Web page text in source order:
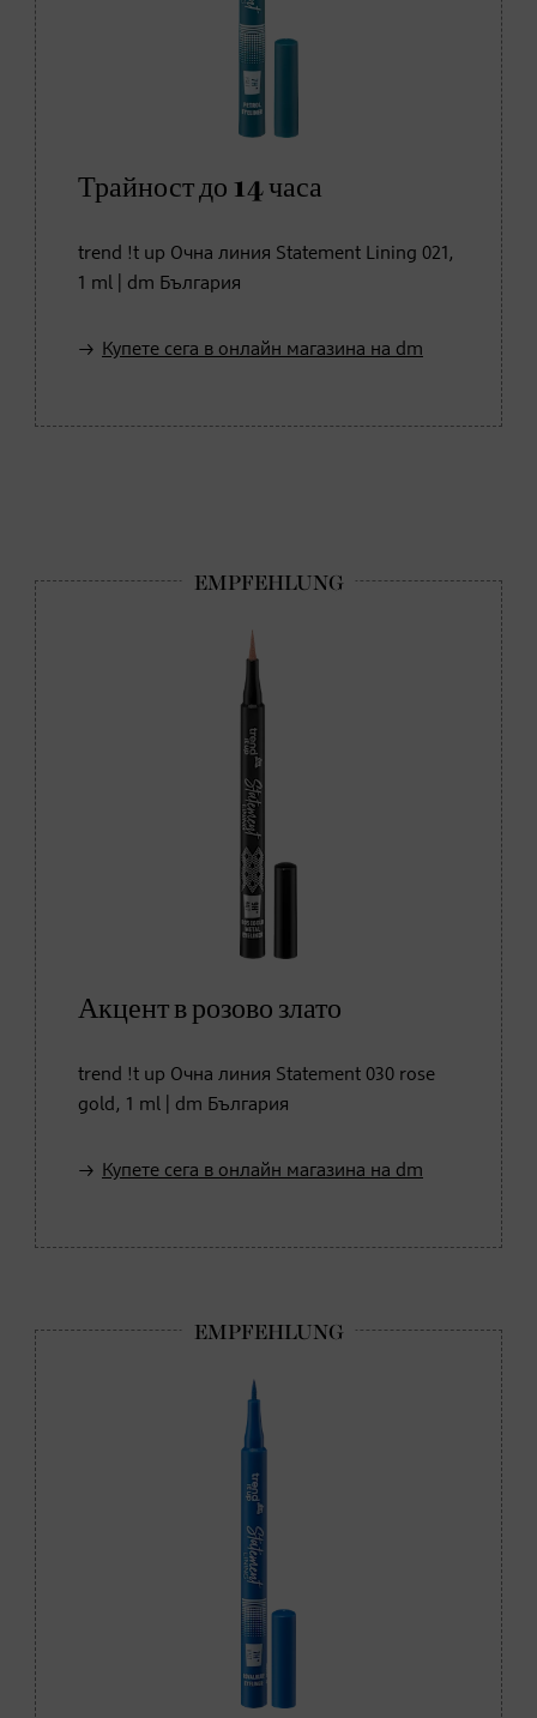
Трайност до 14 часа
trend !t up Очна линия Statement Lining 021,
1 ml | dm България
Купете сега в онлайн магазина на dm
Акцент в розово злато
trend !t up Очна линия Statement 030 rose
gold, 1 ml | dm България
Купете сега в онлайн магазина на dm